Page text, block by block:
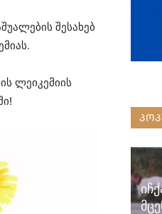
შესახებ
ლეიკემიის